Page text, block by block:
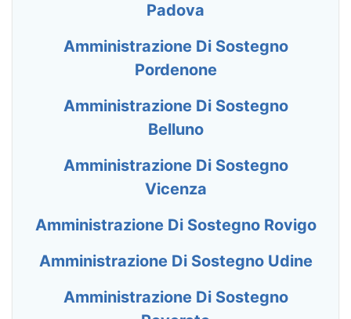
Padova
Amministrazione Di Sostegno
Pordenone
Amministrazione Di Sostegno
Belluno
Amministrazione Di Sostegno
Vicenza
Amministrazione Di Sostegno Rovigo
Amministrazione Di Sostegno Udine
Amministrazione Di Sostegno